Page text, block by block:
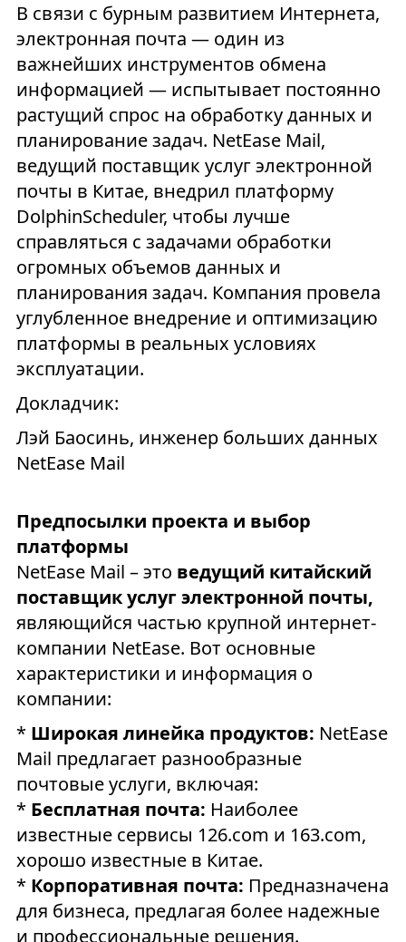
В связи с бурным развитием Интернета,
электронная почта — один из
важнейших инструментов обмена
информацией — испытывает постоянно
растущий спрос на обработку данных и
планирование задач. NetEase Mail,
ведущий поставщик услуг электронной
почты в Китае, внедрил платформу
DolphinScheduler, чтобы лучше
справляться с задачами обработки
огромных объемов данных и
планирования задач. Компания провела
углубленное внедрение и оптимизацию
платформы в реальных условиях
эксплуатации.
Докладчик:
Лэй Баосинь, инженер больших данных
NetEase Mail
Предпосылки проекта и выбор
платформы
NetEase Mail – это ведущий китайский
поставщик услуг электронной почты,
являющийся частью крупной интернет-
компании NetEase. Вот основные
характеристики и информация о
компании:
* Широкая линейка продуктов: NetEase
Mail предлагает разнообразные
почтовые услуги, включая:
* Бесплатная почта: Наиболее
известные сервисы 126.com и 163.com,
хорошо известные в Китае.
* Корпоративная почта: Предназначена
для бизнеса, предлагая более надежные
и профессиональные решения.